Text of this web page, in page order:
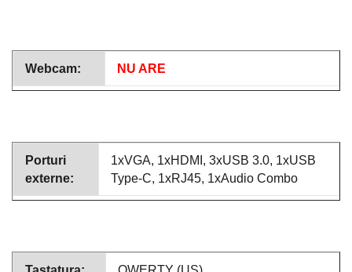
Webcam: NU ARE
Porturi
externe:
1xVGA, 1xHDMI, 3xUSB 3.0, 1xUSB
Type-C, 1xRJ45, 1xAudio Combo